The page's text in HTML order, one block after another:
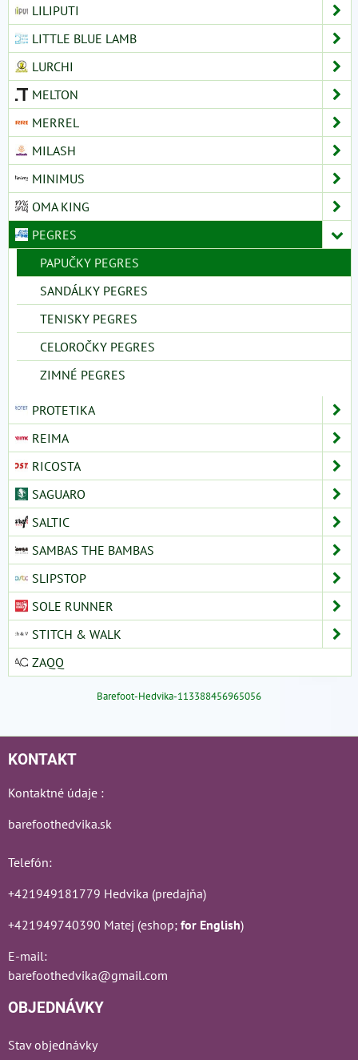
LILIPUTI
LITTLE BLUE LAMB
LURCHI
MELTON
MERREL
MILASH
MINIMUS
OMA KING
PEGRES
PAPUČKY PEGRES
SANDÁLKY PEGRES
TENISKY PEGRES
CELOROČKY PEGRES
ZIMNÉ PEGRES
PROTETIKA
REIMA
RICOSTA
SAGUARO
SALTIC
SAMBAS THE BAMBAS
SLIPSTOP
SOLE RUNNER
STITCH & WALK
ZAQQ
Barefoot-Hedvika-113388456965056
KONTAKT
Kontaktné údaje :
barefoothedvika.sk
Telefón:
+421949181779 Hedvika (predajňa)
+421949740390 Matej (eshop; for English)
E-mail:
barefoothedvika@gmail.com
OBJEDNÁVKY
Stav objednávky